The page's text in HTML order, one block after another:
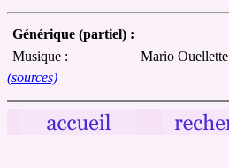
Générique (partiel) :
Musique :
Mario Ouellette
(sources)